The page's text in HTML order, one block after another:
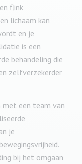
flink
lichaam kan
en je
is een
behandeling die
zelfverzekerder
met een team van
je
bij het omgaan